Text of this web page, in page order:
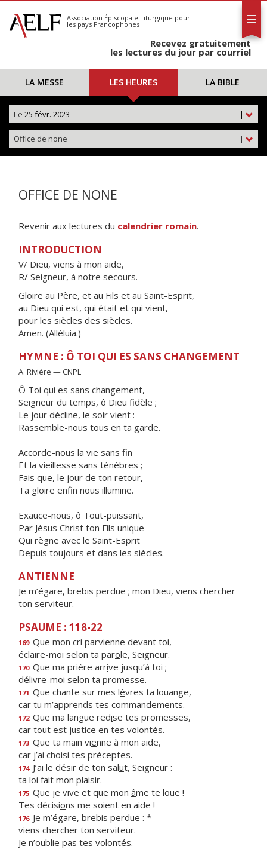
S'abonner
Calendrier
Association Épiscopale Liturgique pour
les pays Francophones
Recevez gratuitement
les lectures du jour par courriel
LA MESSE LES HEURES LA BIBLE
|
Le 25 févr. 2023
|
Office de none
OFFICE DE NONE
Revenir aux lectures du calendrier romain.
INTRODUCTION
V/ Dieu, viens à mon aide,
R/ Seigneur, à notre secours.
Gloire au Père, et au Fils et au Saint-Esprit,
au Dieu qui est, qui était et qui vient,
pour les siècles des siècles.
Amen. (Alléluia.)
HYMNE : Ô TOI QUI ES SANS CHANGEMENT
A. Rivière — CNPL
Ô Toi qui es sans changement,
Seigneur du temps, ô Dieu fidèle ;
Le jour décline, le soir vient :
Rassemble-nous tous en ta garde.
Accorde-nous la vie sans fin
Et la vieillesse sans ténèbres ;
Fais que, le jour de ton retour,
Ta gloire enfin nous illumine.
Exauce-nous, ô Tout-puissant,
Par Jésus Christ ton Fils unique
Qui règne avec le Saint-Esprit
Depuis toujours et dans les siècles.
ANTIENNE
Je m’égare, brebis perdue ; mon Dieu, viens chercher
ton serviteur.
PSAUME : 118-22
169 Que mon cri parvienne devant toi,
éclaire-moi selon ta parole, Seigneur.
170 Que ma prière arrive jusqu’à toi ;
délivre-moi selon ta promesse.
171 Que chante sur mes lèvres ta louange,
car tu m’apprends tes commandements.
172 Que ma langue redise tes promesses,
car tout est justice en tes volontés.
173 Que ta main vienne à mon aide,
car j’ai choisi tes préceptes.
174 J’ai le désir de ton salut, Seigneur :
ta loi fait mon plaisir.
175 Que je vive et que mon âme te loue !
Tes décisions me soient en aide !
176 Je m’égare, brebis perdue : *
viens chercher ton serviteur.
Je n’oublie pas tes volontés.